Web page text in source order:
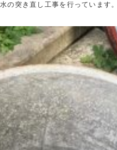
の突き直し工事を行っています。